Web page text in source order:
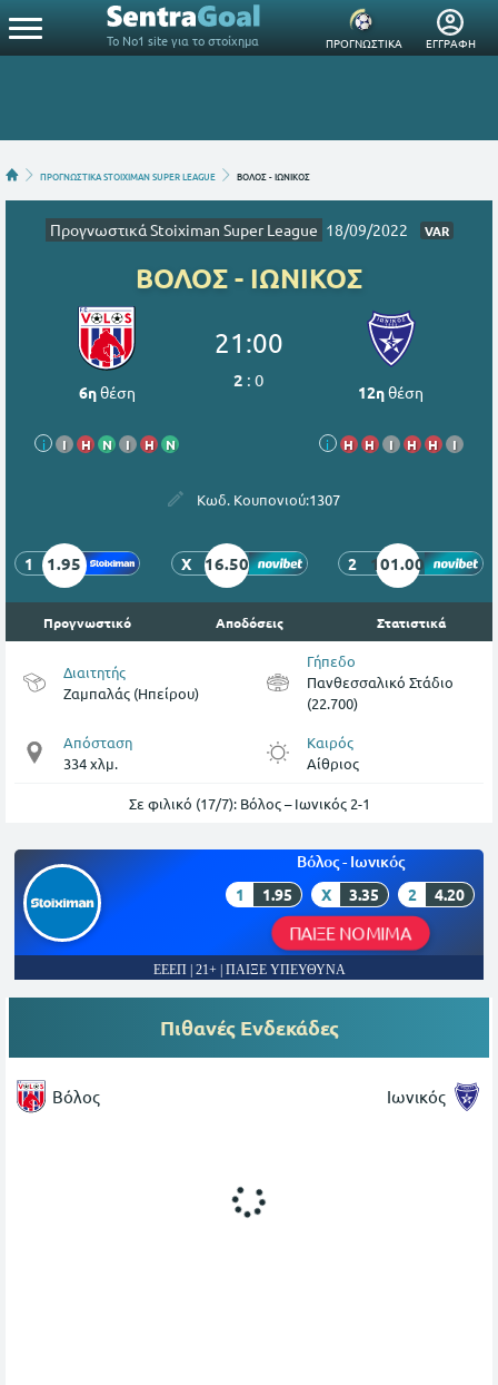
Το Νο1 site για το στοίχημα ΠΡΟΓΝΩΣΤΙΚΑ ΕΓΓΡΑΦΗ
ΠΡΟΓΝΩΣΤΙΚΑ STOIXIMAN SUPER LEAGUE ΒΟΛΟΣ - ΙΩΝΙΚΟΣ
Προγνωστικά Stoiximan Super League 18/09/2022 VAR
ΒΟΛΟΣ - ΙΩΝΙΚΟΣ
6ηθέση
i Ι Η Ν Ι Η Ν
21:00
2 :0
12ηθέση
i Η Η Ι Η Η Ι
Κωδ. Κουπονιού:1307
1 1.95 X 16.50 2 101.00
Προγνωστικό Αποδόσεις Στατιστικά
Διαιτητής
Ζαμπαλάς (Ηπείρου)
Γήπεδο
Πανθεσσαλικό Στάδιο
(22.700)
Απόσταση
334 χλμ.
Καιρός
Αίθριος
Σε φιλικό (17/7): Βόλος – Ιωνικός 2-1
Βόλος - Ιωνικός
1 1.95 X 3.35 2 4.20
ΠΑΙΞΕ ΝΟΜΙΜΑ
ΕΕΕΠ | 21+ | ΠΑΙΞΕ ΥΠΕΥΘΥΝΑ
Πιθανές Ενδεκάδες
Βόλος Ιωνικός